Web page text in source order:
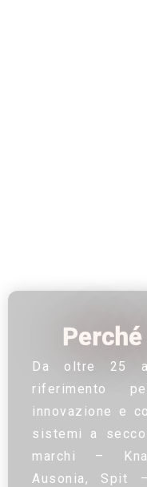
Da oltre 25
riferimento
innovazione e
sistemi a
marchi –
Ausonia, Spit